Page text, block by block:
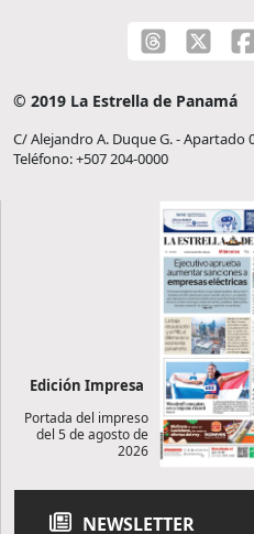
© 2019 La Estrella de Panamá
C/ Alejandro A. Duque G. - Apartado
Teléfono: +507 204-0000
Edición Impresa
Portada del impreso
del 5 de agosto de
2026
NEWSLETTER